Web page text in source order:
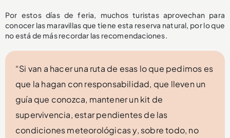
Por estos días de feria, muchos turistas aprovechan para
conocer las maravillas que tiene esta reserva natural, por lo que
no está de más recordar las recomendaciones.
“Si van a hacer una ruta de esas lo que pedimos es
que la hagan con responsabilidad, que lleven un
guía que conozca, mantener un kit de
supervivencia, estar pendientes de las
condiciones meteorológicas y, sobre todo, no